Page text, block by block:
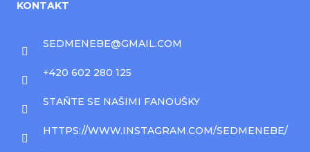
KONTAKT
SEDMENEBE@GMAIL.COM
+420 602 280 125
STAŇTE SE NAŠIMI FANOUŠKY
HTTPS://WWW.INSTAGRAM.COM/SEDMENEBE/